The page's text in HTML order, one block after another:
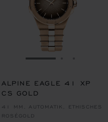
2
GEHEN 3ZUR FOLIE
ALPINE EAGLE 41 XP
CS GOLD
41 MM, AUTOMATIK, ETHISCHES
ROSÉGOLD